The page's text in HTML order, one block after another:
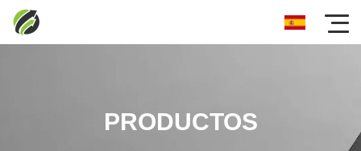
PRODUCTOS